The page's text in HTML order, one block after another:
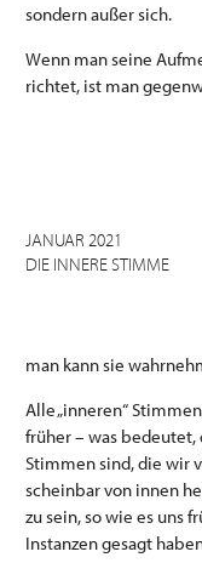
sondern außer sich.
Wenn man seine
richtet, ist man
JANUAR 2021
DIE INNERE STIMME
man kann sie
Alle „inneren“
früher – was bedeutet,
Stimmen sind, die wir
scheinbar von innen
zu sein, so wie es uns
Instanzen gesagt